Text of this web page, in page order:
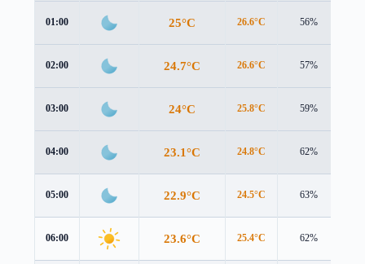
01:00 25°C 26.6°C 56%
02:00 24.7°C 26.6°C 57%
03:00 24°C 25.8°C 59%
04:00 23.1°C 24.8°C 62%
05:00 22.9°C 24.5°C 63%
06:00 23.6°C 25.4°C 62%